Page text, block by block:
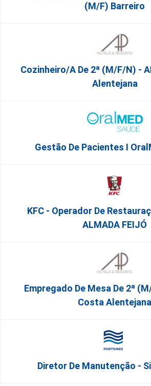
(M/F) Barreiro
Cozinheiro/a De 2ª (M/F/N) -
Alentejana
Gestão De Pacientes I
KFC - Operador De
ALMADA FEIJÓ
Empregado De Mesa De 2ª
Costa Alentejana
Diretor De Manutenção -